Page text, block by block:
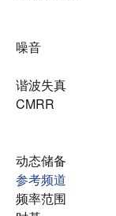
噪音
谐波失真
CMRR
动态储备
参考频道
频率范围